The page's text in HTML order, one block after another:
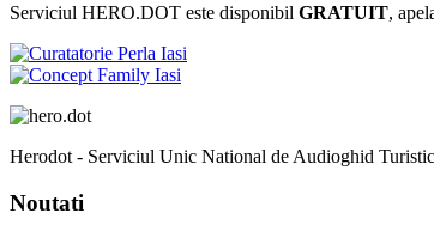
Serviciul HERO.DOT este disponibil GRATUIT,
Herodot - Serviciul Unic National de Audioghid
Noutati